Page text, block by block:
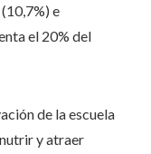
e
el 20% del
de la escuela
y atraer